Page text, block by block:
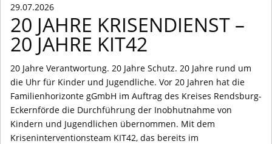
29.07.2026
20 JAHRE KRISENDIENST –
20 JAHRE KIT42
20 Jahre Verantwortung. 20 Jahre Schutz. 20 Jahre rund um
die Uhr für Kinder und Jugendliche. Vor 20 Jahren hat die
Familienhorizonte gGmbH im Auftrag des Kreises Rendsburg-
Eckernförde die Durchführung der Inobhutnahme von
Kindern und Jugendlichen übernommen. Mit dem
Kriseninterventionsteam KIT42, das bereits im